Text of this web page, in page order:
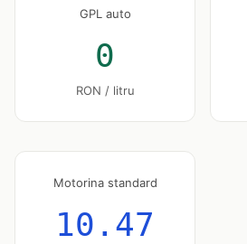
GPL auto
0
RON / litru
Motorina standard
10.47